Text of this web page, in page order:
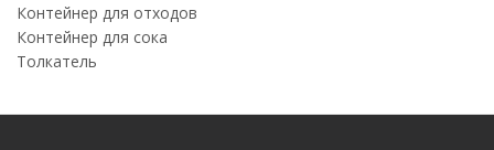
Контейнер для отходов
Контейнер для сока
Толкатель